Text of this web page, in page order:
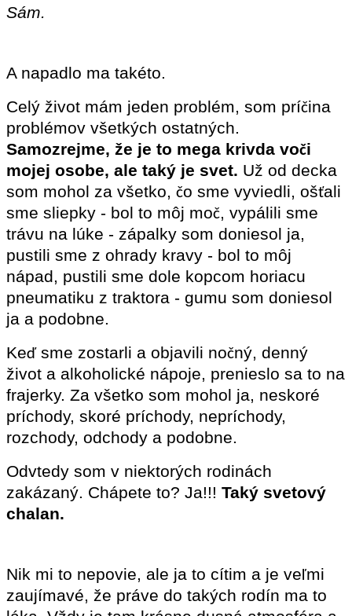
Sám.
A napadlo ma takéto.
Celý život mám jeden problém, som príčina
problémov všetkých ostatných.
Samozrejme, že je to mega krivda voči
mojej osobe, ale taký je svet. Už od decka
som mohol za všetko, čo sme vyviedli, ošťali
sme sliepky - bol to môj moč, vypálili sme
trávu na lúke - zápalky som doniesol ja,
pustili sme z ohrady kravy - bol to môj
nápad, pustili sme dole kopcom horiacu
pneumatiku z traktora - gumu som doniesol
ja a podobne.
Keďsme zostarli a objavili nočný, denný
život a alkoholické nápoje, prenieslo sa to na
frajerky. Za všetko som mohol ja, neskoré
príchody, skoré príchody, nepríchody,
rozchody, odchody a podobne.
Odvtedy som v niektorých rodinách
zakázaný. Chápete to? Ja!!! Taký svetový
chalan.
Nik mi to nepovie, ale ja to cítim a je ve ľmi
zaujímavé, že práve do takých rodín ma to